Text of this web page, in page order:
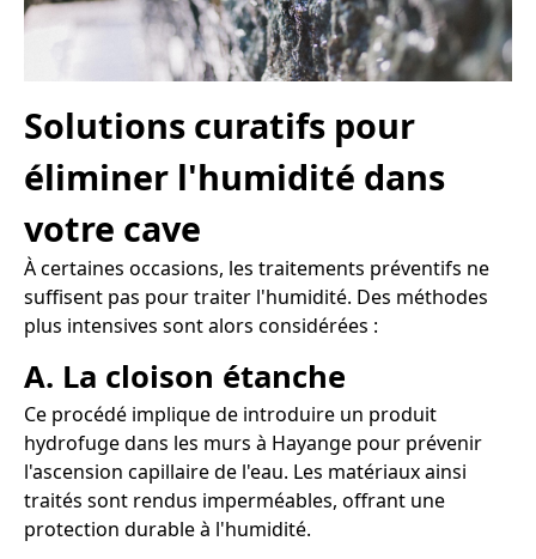
Solutions curatifs pour
éliminer l'humidité dans
votre cave
À certaines occasions, les traitements préventifs ne
suffisent pas pour traiter l'humidité. Des méthodes
plus intensives sont alors considérées :
A. La cloison étanche
Ce procédé implique de introduire un produit
hydrofuge dans les murs à Hayange pour prévenir
l'ascension capillaire de l'eau. Les matériaux ainsi
traités sont rendus imperméables, offrant une
protection durable à l'humidité.